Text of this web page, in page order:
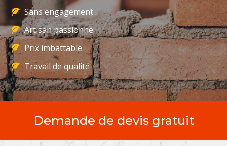
Sans engagement
Artisan passionné
Prix imbattable
Travail de qualité
Demande de devis gratuit